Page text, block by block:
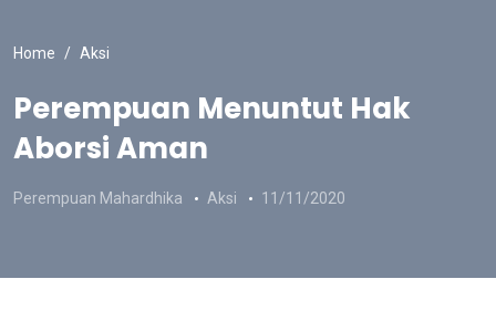
Home Aksi
Perempuan Menuntut Hak
Aborsi Aman
Perempuan Mahardhika Aksi 11/11/2020